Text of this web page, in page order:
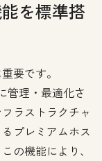
を標準搭
要です。
管理・最適化さ
ラストラクチャ
プレミアムホス
の機能により、